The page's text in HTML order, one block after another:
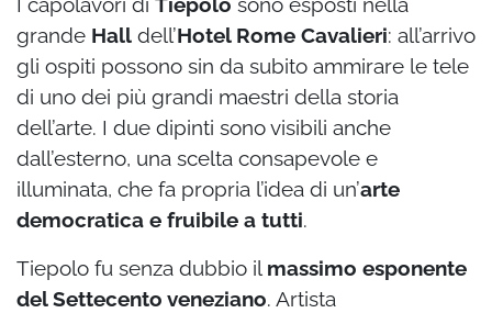
grande Hall dell’Hotel Rome Cavalieri: all’arrivo
gli ospiti possono sin da subito ammirare le tele
di uno dei più grandi maestri della storia
dell’arte. I due dipinti sono visibili anche
dall’esterno, una scelta consapevole e
illuminata, che fa propria l’idea di un’arte
democratica e fruibile a tutti.
Tiepolo fu senza dubbio il massimo esponente
del Settecento veneziano. Artista